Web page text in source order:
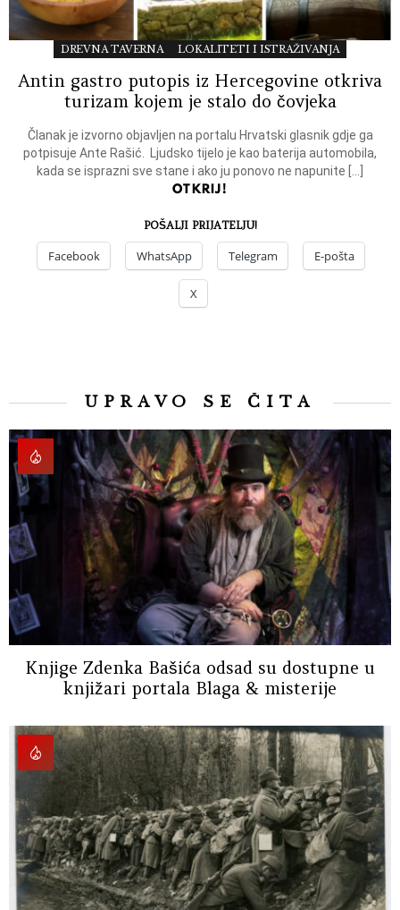
DREVNA TAVERNA LOKALITETI I ISTRAŽIVANJA
Antin gastro putopis iz Hercegovine otkriva
turizam kojem je stalo do čovjeka
Članak je izvorno objavljen na portalu Hrvatski glasnik gdje ga
potpisuje Ante Rašić. Ljudsko tijelo je kao baterija automobila,
kada se isprazni sve stane i ako ju ponovo ne napunite […]
OTKRIJ!
POŠALJI PRIJATELJU!
Facebook WhatsApp Telegram E-pošta
X
UPRAVO SE ČITA
Knjige Zdenka Bašića odsad su dostupne u
knjižari portala Blaga & misterije